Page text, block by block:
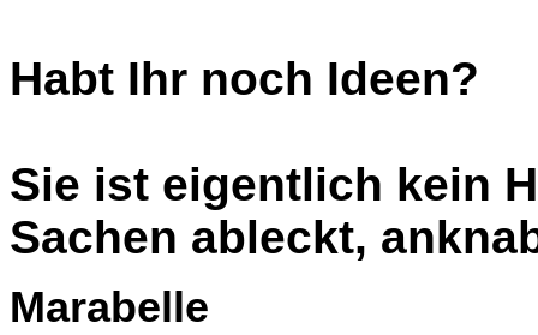
Habt Ihr noch Ideen?
Sie ist eigentlich kein
Sachen ableckt,
Marabelle